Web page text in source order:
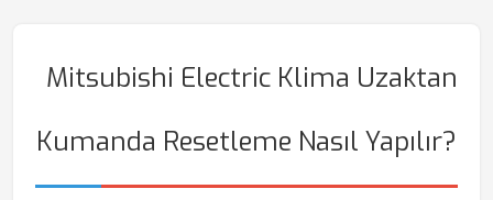
Mitsubishi Electric Klima Uzaktan
Kumanda Resetleme Nasıl Yapılır?